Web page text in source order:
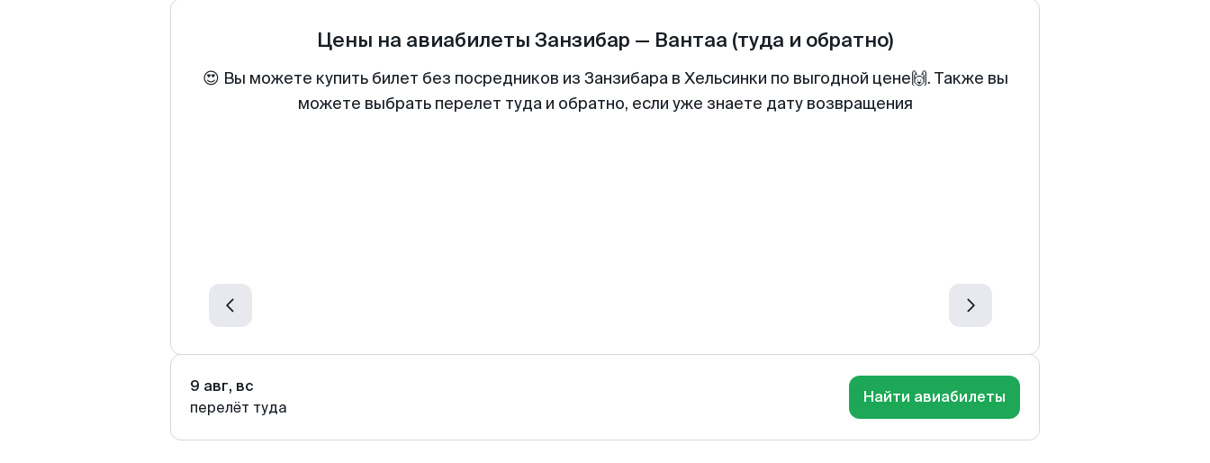
Цены на авиабилеты Занзибар — Вантаа (туда и обратно)
😍 Вы можете купить билет без посредников из Занзибара в Хельсинки по выгодной цене🙌. Также вы
можете выбрать перелет туда и обратно, если уже знаете дату возвращения
9 авг, вс
перелёт туда
Найти авиабилеты